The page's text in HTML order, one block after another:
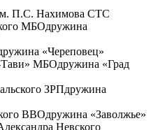
П.С. Нахимова СТС
МБОдружина
«Череповец»
МБОдружина «Град
ЗРПдружина
ВВОдружина «Заволжье»
Невского